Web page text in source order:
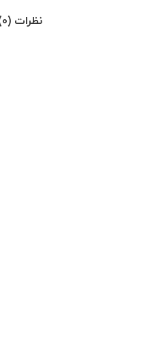
نظرات (0)